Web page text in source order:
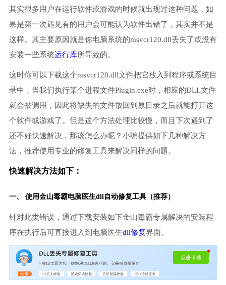
其实很多用户在运行软件或游戏的时候就出现过这种问题，如
果是第一次遇见有的用户会可能认为软件出错了，其实并不是
这样。其主要原因就是你电脑系统的msvcr120.dll丢失了或没有
安装一些系统运行库所导致的。
这时你可以下载这个msvcr120.dll文件把它放入到程序或系统目
录中，当我们执行某个进程文件Plugin.exe时，相应的DLL文件
就会被调用，因此将缺失的文件放回到原目录之后就能打开这
个软件或游戏了。但是这个方法处理比较慢，而且下次遇到了
还不好快速解决，那该怎么办呢？小编提供如下几种解决方
法，推荐使用专业的修复工具来解决同样的问题。
快速解决方法如下：
一、 使用金山毒霸电脑医生dll自动修复工具（推荐）
针对此类错误，通过下载安装如下金山毒霸专属解决的安装程
序在执行后可直接进入到电脑医生dll修复界面。